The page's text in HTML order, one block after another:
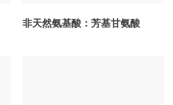
非天然氨基酸：芳基甘氨酸